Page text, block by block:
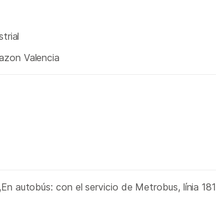
Valencia
autobús: con el servicio de Metrobus, línia 181